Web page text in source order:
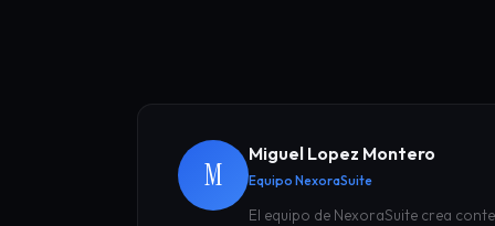
M
Miguel Lopez Montero
Equipo NexoraSuite
El equipo de NexoraSuite crea